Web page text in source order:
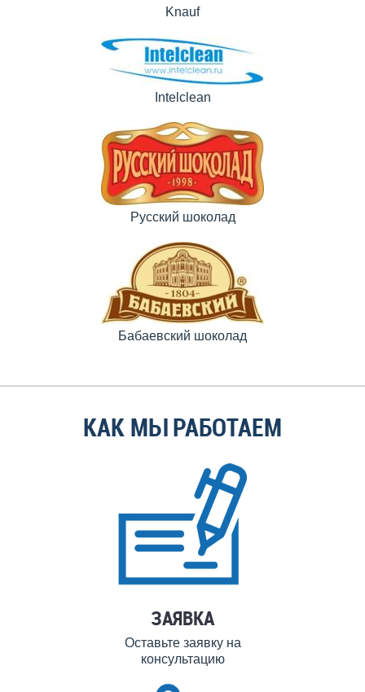
Knauf
Intelclean
Русский шоколад
Бабаевский шоколад
КАК МЫ РАБОТАЕМ
ЗАЯВКА
Оставьте заявку на
консультацию